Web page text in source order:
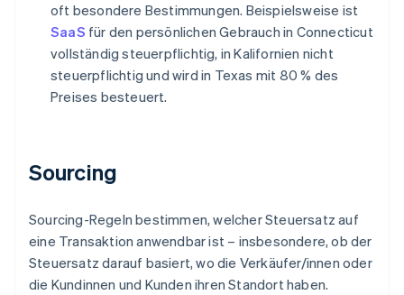
oft besondere Bestimmungen. Beispielsweise ist
SaaS für den persönlichen Gebrauch in Connecticut
vollständig steuerpflichtig, in Kalifornien nicht
steuerpflichtig und wird in Texas mit 80 % des
Preises besteuert.
Sourcing
Sourcing-Regeln bestimmen, welcher Steuersatz auf
eine Transaktion anwendbar ist – insbesondere, ob der
Steuersatz darauf basiert, wo die Verkäufer/innen oder
die Kundinnen und Kunden ihren Standort haben.